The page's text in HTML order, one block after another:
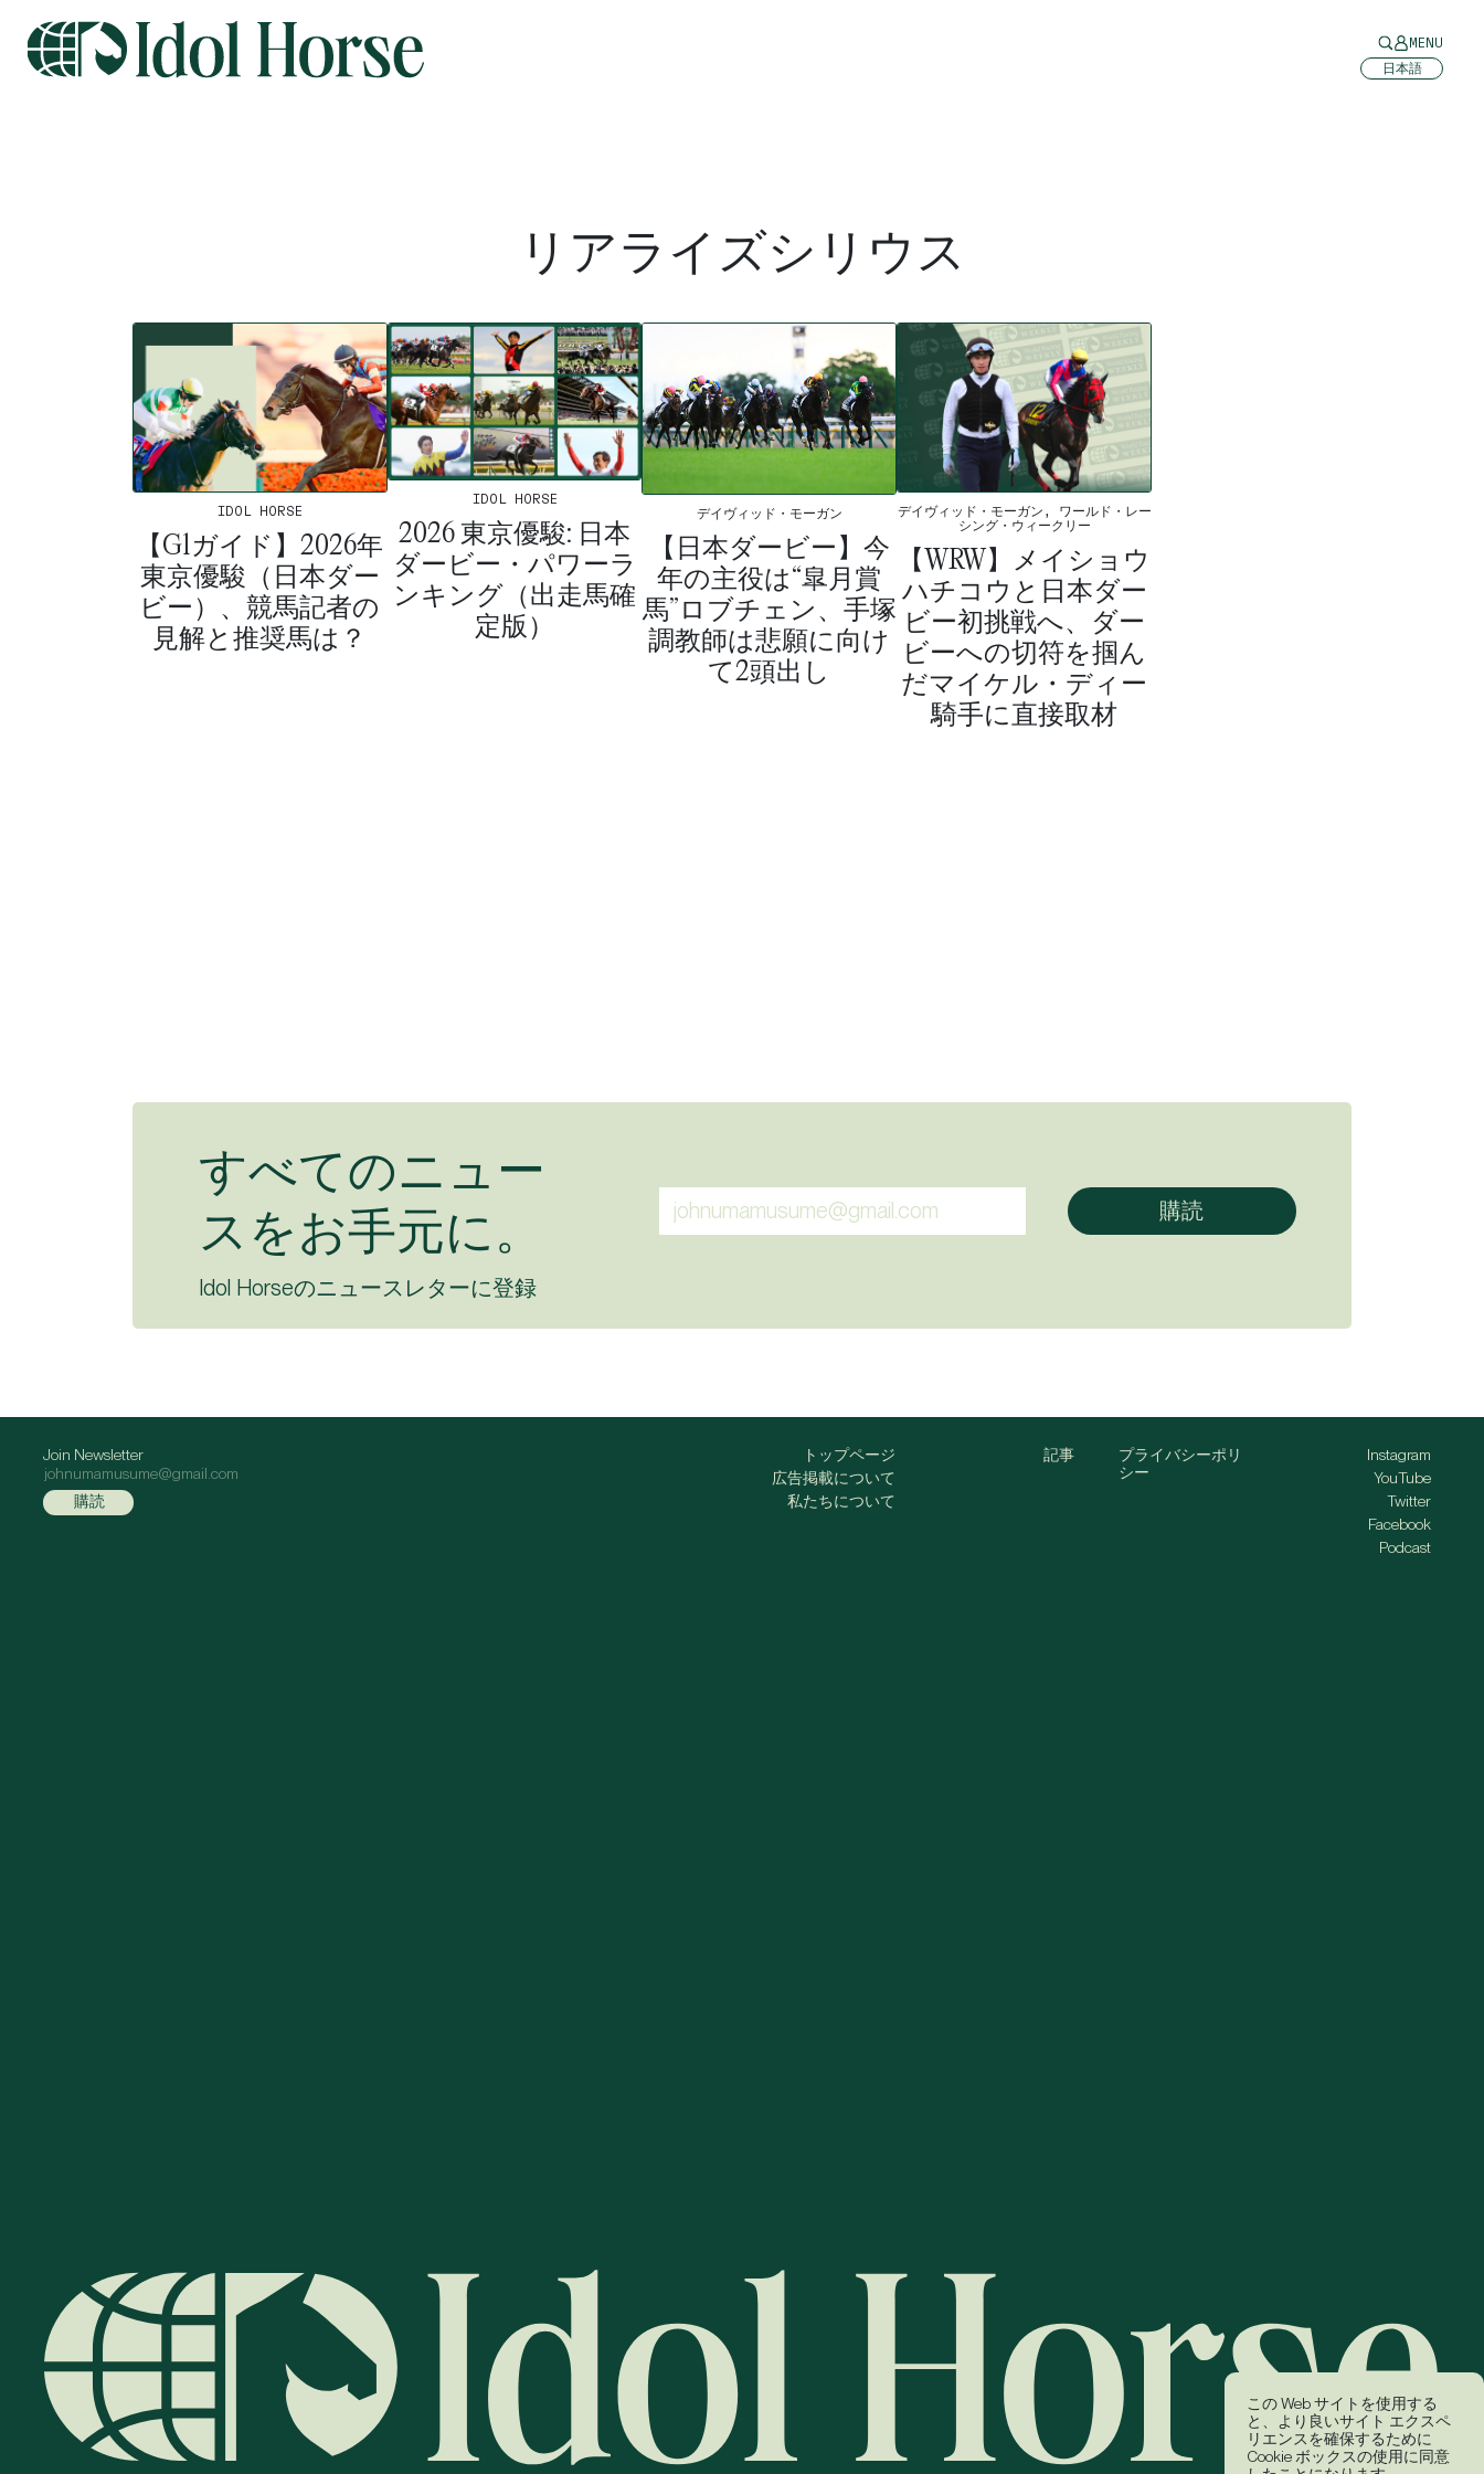
MENU
日本語
この Web サイトを使用する
と、より良いサイト エクスペ
リエンスを確保するために
Cookie ボックスの使用に同意
リアライズシリウス
IDOL HORSE
【G1ガイド】2026年
東京優駿（日本ダー
ビー）、競馬記者の
見解と推奨馬は？
IDOL HORSE
2026 東京優駿: 日本
ダービー・パワーラ
ンキング（出走馬確
定版）
デイヴィッド・モーガン
【日本ダービー】今
年の主役は“皐月賞
馬”ロブチェン、手塚
調教師は悲願に向け
て2頭出し
デイヴィッド・モーガン, ワールド・レー
シング・ウィークリー
【WRW】メイショウ
ハチコウと日本ダー
ビー初挑戦へ、ダー
ビーへの切符を掴ん
だマイケル・ディー
騎手に直接取材
すべてのニュー
スをお手元に。
Idol Horseのニュースレターに登録
Join Newsletter
トップページ
広告掲載について
私たちについて
記事
プライバシーポリ
シー
Instagram
YouTube
Twitter
Facebook
Podcast